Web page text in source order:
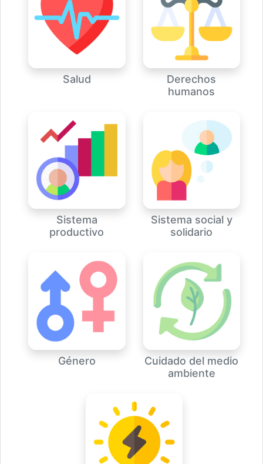
Salud
Derechos
humanos
Sistema
productivo
Sistema social y
solidario
Género
Cuidado del medio
ambiente